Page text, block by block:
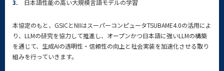
3.
日本語性能の高い大規模言語モデルの学習
本協定のもと、GSICとNIIはスーパーコンピュータTSUBAME4.0の活用によ
り、LLMの研究を協力して推進し、オープンかつ日本語に強いLLMの構築
を通じて、生成AIの透明性・信頼性の向上と社会実装を加速化させる取り
組みを行っていきます。